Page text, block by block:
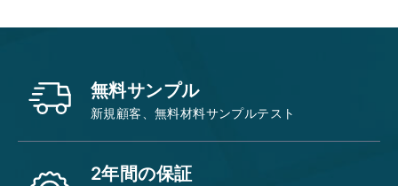
Facebook
Twitter
Pinterest
無料サンプル
新規顧客、無料材料サンプルテスト
2年間の保証